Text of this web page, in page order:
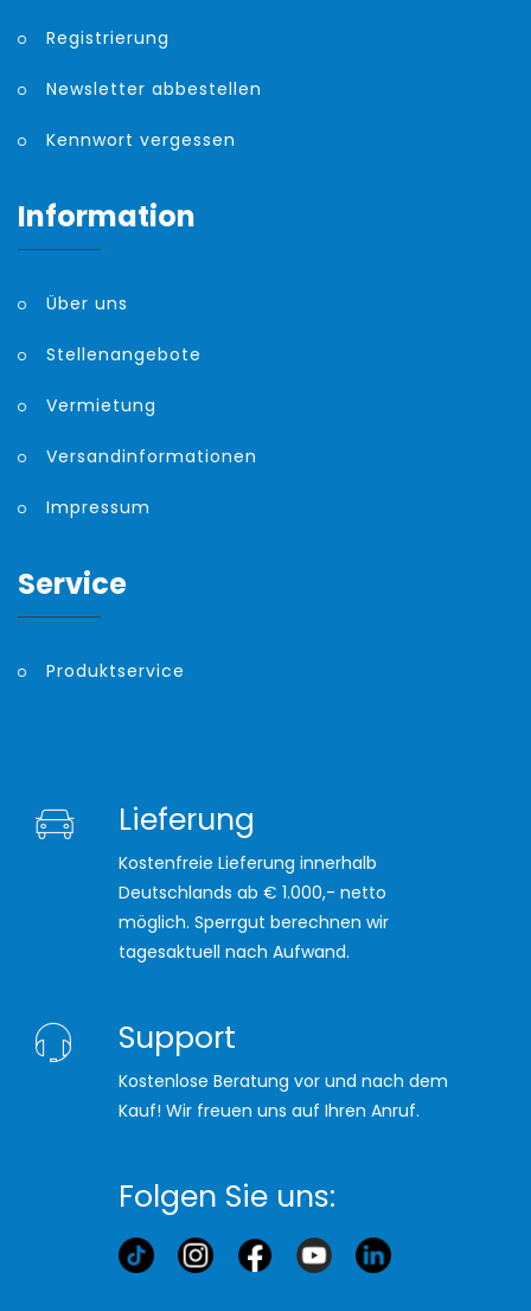
Registrierung
Newsletter abbestellen
Kennwort vergessen
Information
Über uns
Stellenangebote
Vermietung
Versandinformationen
Impressum
Service
Produktservice
Lieferung
Kostenfreie Lieferung innerhalb
Deutschlands ab € 1.000,- netto
möglich. Sperrgut berechnen wir
tagesaktuell nach Aufwand.
Support
Kostenlose Beratung vor und nach dem
Kauf! Wir freuen uns auf Ihren Anruf.
Folgen Sie uns: